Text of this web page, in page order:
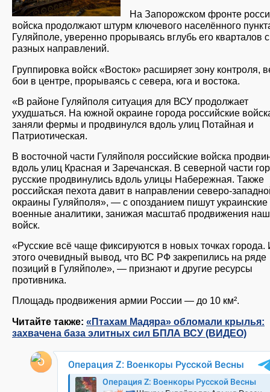
На Запорожском фронте
войска продолжают штурм ключевого населённого
Гуляйполе, уверенно прорываясь вглубь его кварталов с
разных направлений.
Группировка войск «Восток» расширяет зону контроля,
бои в центре, прорываясь с севера, юга и востока.
«В районе Гуляйполя ситуация для ВСУ продолжает
ухудшаться. На южной окраине города российские
заняли фермы и продвинулся вдоль улиц Потайная и
Патриотическая.
В восточной части Гуляйполя российские войска
вдоль улиц Красная и Заречанская. В северной части
русские продвинулись вдоль улицы Набережная. Также
российская пехота давит в направлении северо-
окраины Гуляйполя», — с опозданием пишут украинские
военные аналитики, занижая масштаб продвижения
войск.
«Русские всё чаще фиксируются в новых точках города.
этого очевидный вывод, что ВС РФ закрепились на ряде
позиций в Гуляйполе», — признают и другие ресурсы
противника.
Площадь продвижения армии России — до 10 км².
Читайте также: «Птахам Мадяра» обломали крылья:
захвачена база элитных сил БПЛА ВСУ (ВИДЕО)